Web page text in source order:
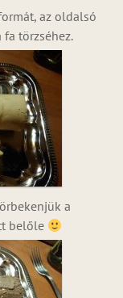
az oldalsó
törzséhez.
a
belőle